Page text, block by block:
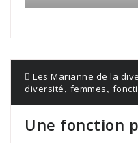
Les Marianne de la
diversité, femmes,
Une fonction